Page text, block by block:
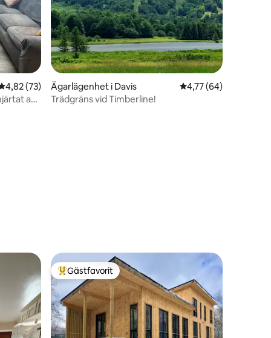
av 5 i genomsnittligt betyg, 73 omdömen
4,82 (73)
av
Ägarlägenhet i Davis 4,77 av 5 i
4,77 (64)
Trädgräns vid Timberline!
Populär gästfavorit
Gästfavorit